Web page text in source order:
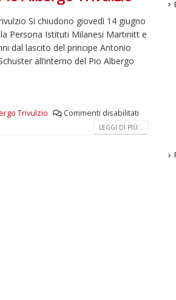
Si chiudono giovedì 14 giugno
Persona Istituti Milanesi Martinitt e
dal lascito del principe Antonio
all’interno del Pio Albergo
Trivulzio Commenti disabilitati
LEGGI DI PIÙ...